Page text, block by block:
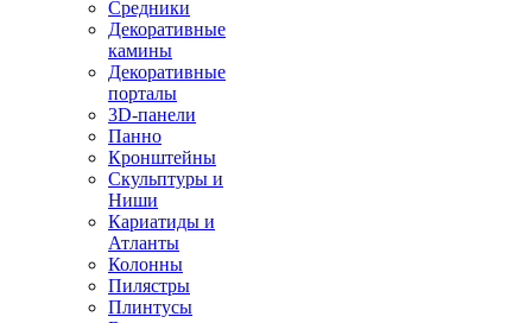
Средники
Декоративные
камины
Декоративные
порталы
3D-панели
Панно
Кронштейны
Скульптуры и
Ниши
Кариатиды и
Атланты
Колонны
Пилястры
Плинтусы